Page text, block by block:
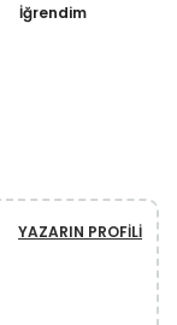
İğrendim
YAZARIN PROFILI